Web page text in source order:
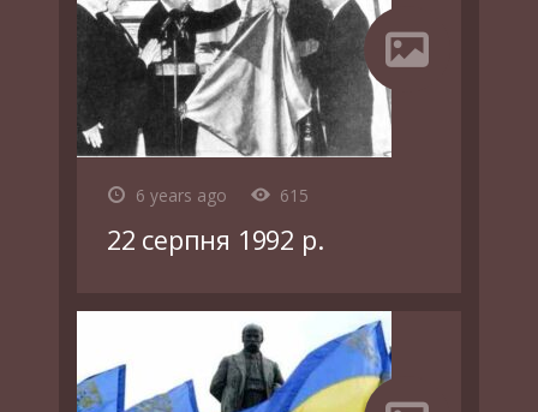
6 years ago 615
22 серпня 1992 р.